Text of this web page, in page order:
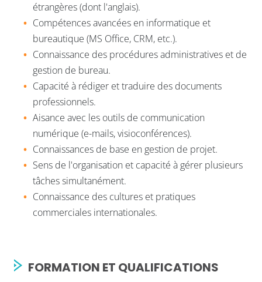
étrangères (dont l'anglais).
Compétences avancées en informatique et
bureautique (MS Office, CRM, etc.).
Connaissance des procédures administratives et de
gestion de bureau.
Capacité à rédiger et traduire des documents
professionnels.
Aisance avec les outils de communication
numérique (e-mails, visioconférences).
Connaissances de base en gestion de projet.
Sens de l'organisation et capacité à gérer plusieurs
tâches simultanément.
Connaissance des cultures et pratiques
commerciales internationales.
FORMATION ET QUALIFICATIONS